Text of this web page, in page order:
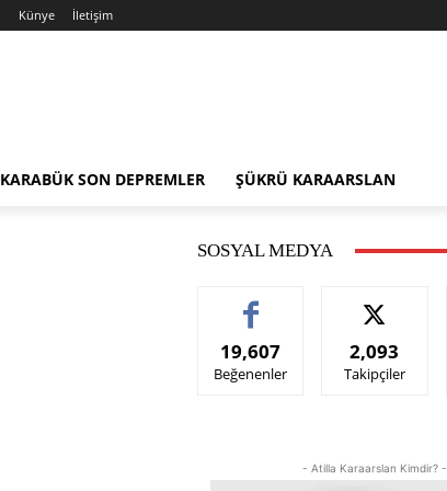
Künye İletişim
KARABÜK SON DEPREMLER ŞÜKRÜ KARAARSLAN
SOSYAL MEDYA
19,607
Beğenenler
2,093
Takipçiler
- Atilla Karaarslan Kimdir? -